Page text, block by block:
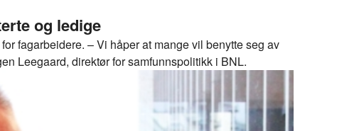
og ledige
fagarbeidere. – Vi håper at mange vil benytte seg av
Leegaard, direktør for samfunnspolitikk i BNL.